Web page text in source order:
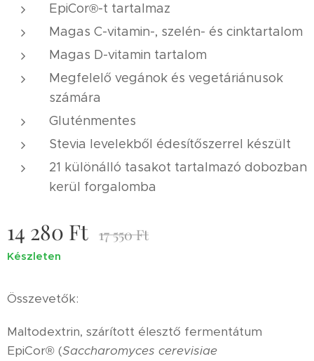
EpiCor®-t tartalmaz
Magas C-vitamin-, szelén- és cinktartalom
Magas D-vitamin tartalom
Megfelelő vegánok és vegetáriánusok
számára
Gluténmentes
Stevia levelekből édesítőszerrel készült
21 különálló tasakot tartalmazó dobozban
kerül forgalomba
14 280 Ft 17 550Ft
Készleten
Összevetők:
Maltodextrin, szárított élesztő fermentátum
EpiCor® (Saccharomyces cerevisiae